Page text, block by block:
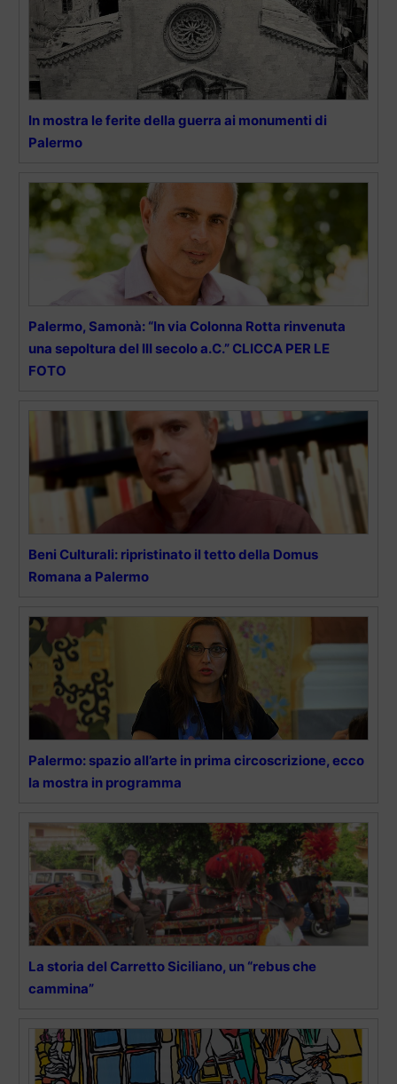
In mostra le ferite della guerra ai monumenti di
Palermo
Palermo, Samonà: “In via Colonna Rotta rinvenuta
una sepoltura del III secolo a.C.” CLICCA PER LE
FOTO
Beni Culturali: ripristinato il tetto della Domus
Romana a Palermo
Palermo: spazio all’arte in prima circoscrizione, ecco
la mostra in programma
La storia del Carretto Siciliano, un “rebus che
cammina”